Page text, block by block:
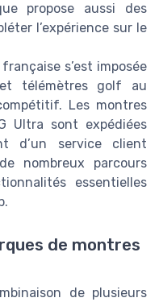
propose aussi des
l’expérience sur le
s’est imposée
télémètres golf au
Les montres
Ultra sont expédiées
d’un service client
nombreux parcours
essentielles
de montres
de plusieurs